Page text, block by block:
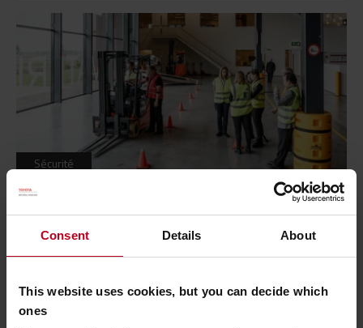
Consent Details About
This website uses cookies, but you can decide which
ones
Sécurité
Les 8 risques principaux auxquels font face
les caristes
Publié le 6 novembre 2019- 1 minutes de lecture
Le métier de cariste est l’un des plus exposés dans les
entrepôts logistiques. Pour mieux...